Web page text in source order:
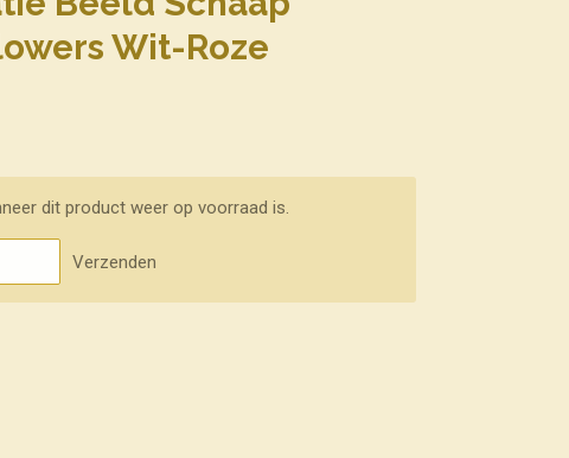
Wit-Roze
dit product weer op voorraad is.
Verzenden